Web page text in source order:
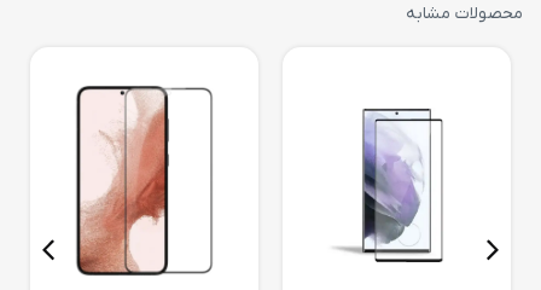
محصولات مشابه